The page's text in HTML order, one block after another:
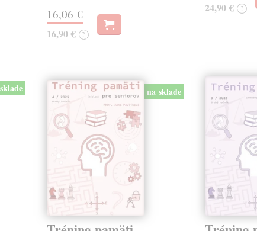
16,06 €
16,90 € ?
24,90 € ?
na sklade